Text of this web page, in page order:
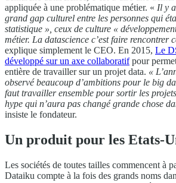
appliquée à une problématique métier. « Il y
grand gap culturel entre les personnes qui
statistique », ceux de culture «
métier. La datascience c’est faire rencontrer
explique simplement le CEO. En 2015, Le
développé sur un axe collaboratifpour
entière de travailler sur un projet data. «
observé beaucoup d’ambitions pour le big
faut travailler ensemble pour sortir les
hype qui n’aura pas changé grande chose
insiste le fondateur.
Un produit pour les Etats-
Les sociétés de toutes tailles commencent à
Dataiku compte à la fois des grands noms